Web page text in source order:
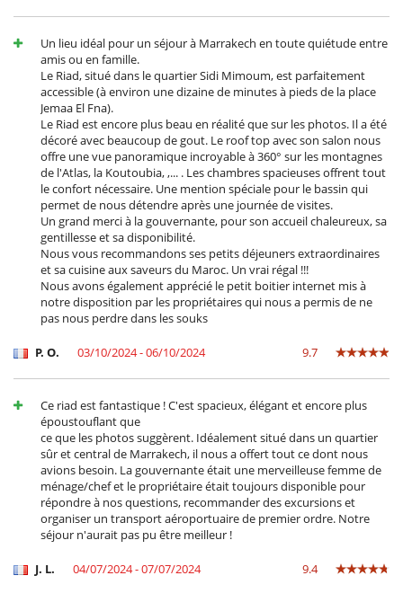
Un lieu idéal pour un séjour à Marrakech en toute quiétude entre
amis ou en famille.
Le Riad, situé dans le quartier Sidi Mimoum, est parfaitement
accessible (à environ une dizaine de minutes à pieds de la place
Jemaa El Fna).
Le Riad est encore plus beau en réalité que sur les photos. Il a été
décoré avec beaucoup de gout. Le roof top avec son salon nous
offre une vue panoramique incroyable à 360° sur les montagnes
de l'Atlas, la Koutoubia, ,... . Les chambres spacieuses offrent tout
le confort nécessaire. Une mention spéciale pour le bassin qui
permet de nous détendre après une journée de visites.
Un grand merci à la gouvernante, pour son accueil chaleureux, sa
gentillesse et sa disponibilité.
Nous vous recommandons ses petits déjeuners extraordinaires
et sa cuisine aux saveurs du Maroc. Un vrai régal !!!
Nous avons également apprécié le petit boitier internet mis à
notre disposition par les propriétaires qui nous a permis de ne
pas nous perdre dans les souks
P. O. 03/10/2024 - 06/10/2024 9.7
Ce riad est fantastique ! C'est spacieux, élégant et encore plus
époustouflant que
ce que les photos suggèrent. Idéalement situé dans un quartier
sûr et central de Marrakech, il nous a offert tout ce dont nous
avions besoin. La gouvernante était une merveilleuse femme de
ménage/chef et le propriétaire était toujours disponible pour
répondre à nos questions, recommander des excursions et
organiser un transport aéroportuaire de premier ordre. Notre
séjour n'aurait pas pu être meilleur !
J. L. 04/07/2024 - 07/07/2024 9.4